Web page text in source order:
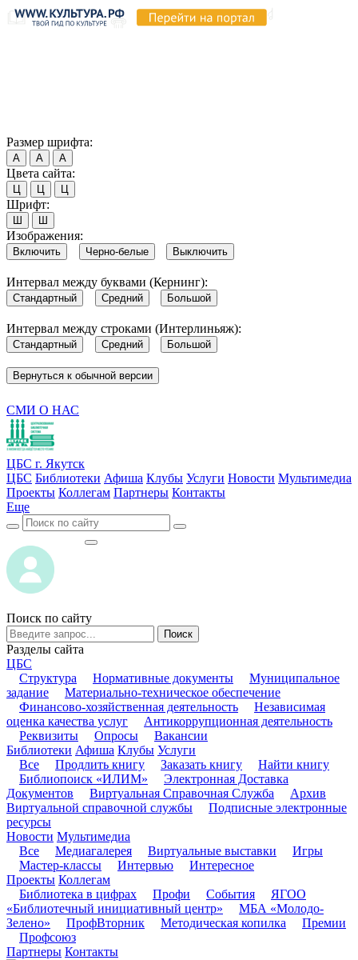
Размер шрифта:
А А А
Цвета сайта:
Ц Ц Ц
Шрифт:
Ш Ш
Изображения:
Включить Черно-белые Выключить
Интервал между буквами (Кернинг):
Стандартный Средний Большой
Интервал между строками (Интерлиньяж):
Стандартный Средний Большой
Вернуться к обычной версии
СМИ О НАС
ЦБС г. Якутск
ЦБС Библиотеки Афиша Клубы Услуги Новости Мультимедиа
Проекты Коллегам Партнеры Контакты
Еще
Поиск по сайту
Поиск
Разделы сайта
ЦБС
Структура
Нормативные документы
Муниципальное
задание
Материально-техническое обеспечение
Финансово-хозяйственная деятельность
Независимая
оценка качества услуг
Антикоррупционная деятельность
Реквизиты
Опросы
Вакансии
Библиотеки Афиша Клубы Услуги
Все
Продлить книгу Заказать книгу
Найти книгу
Библиопоиск «ИЛИМ»
Электронная Доставка
Документов
Виртуальная Справочная Служба
Архив
Виртуальной справочной службы
Подписные электронные
ресурсы
Новости Мультимедиа
Все
Медиагалерея Виртуальные выставки
Игры
Мастер-классы
Интервью
Интересное
Проекты Коллегам
Библиотека в цифрах
Профи События
ЯГОО
«Библиотечный инициативный центр»
МБА «Молодо-
Зелено»
ПрофВторник Методическая копилка
Премии
Профсоюз
Партнеры Контакты